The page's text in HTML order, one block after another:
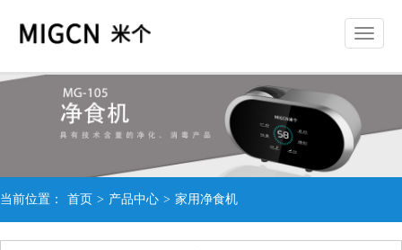
切
换
导
当前位置： 首页 > 产品中心 > 家用净食机